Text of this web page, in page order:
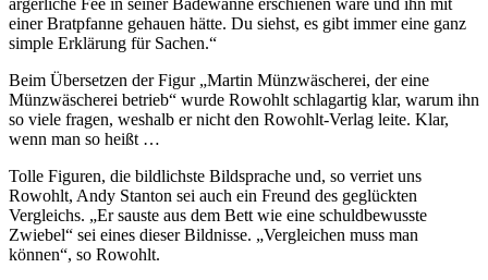
einer Bratpfanne gehauen hätte. Du siehst, es gibt immer eine ganz
simple Erklärung für Sachen.“
Beim Übersetzen der Figur „Martin Münzwäscherei, der eine
Münzwäscherei betrieb“ wurde Rowohlt schlagartig klar, warum ihn
so viele fragen, weshalb er nicht den Rowohlt-Verlag leite. Klar,
wenn man so heißt …
Tolle Figuren, die bildlichste Bildsprache und, so verriet uns
Rowohlt, Andy Stanton sei auch ein Freund des geglückten
Vergleichs. „Er sauste aus dem Bett wie eine schuldbewusste
Zwiebel“ sei eines dieser Bildnisse. „Vergleichen muss man
können“, so Rowohlt.